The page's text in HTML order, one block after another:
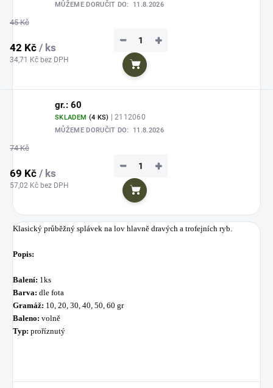
MŮŽEME DORUČIT DO: 11.8.2026
45 Kč
42 Kč / ks
34,71 Kč bez DPH
+
−
Do košíku
gr.: 60
SKLADEM (4 KS) | 2112060
MŮŽEME DORUČIT DO: 11.8.2026
74 Kč
69 Kč / ks
57,02 Kč bez DPH
+
−
Do košíku
Klasický průběžný splávek na lov hlavně dravých a trofejních ryb.
Popis:
Balení: 1ks
Barva: dle fota
Gramáž: 10, 20, 30, 40, 50, 60 gr
Baleno: volně
Typ: proříznutý